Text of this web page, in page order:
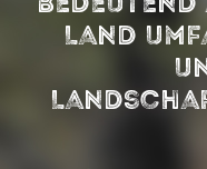
Land